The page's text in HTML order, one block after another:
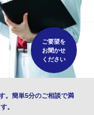
ご要望を
お聞かせ
ください
。簡単5分のご相談で満
。